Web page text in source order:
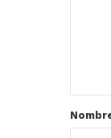
r